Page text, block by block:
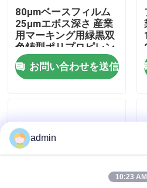
品質管理
お問い合わせ
高密度ポリエチレンフィルム
低密度ポリエチレンフィル
80μmベースフィルム
25μmエボス深さ 産業
用マーキング用緑黒双
色鋳型ポリプロピレン
フィルム
お問い合わせを送信
admin
10:23 AM